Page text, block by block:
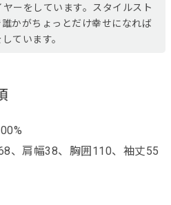
ーをしています。スタイルスト
かがちょっとだけ幸せになれば
ています。
、肩幅38、胸囲110、袖丈55